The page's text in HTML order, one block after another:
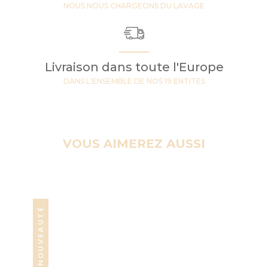
NOUS NOUS CHARGEONS DU LAVAGE
Livraison dans toute l'Europe
DANS L'ENSEMBLE DE NOS 19 ENTITES
VOUS AIMEREZ AUSSI
NOUVEAUTÉ